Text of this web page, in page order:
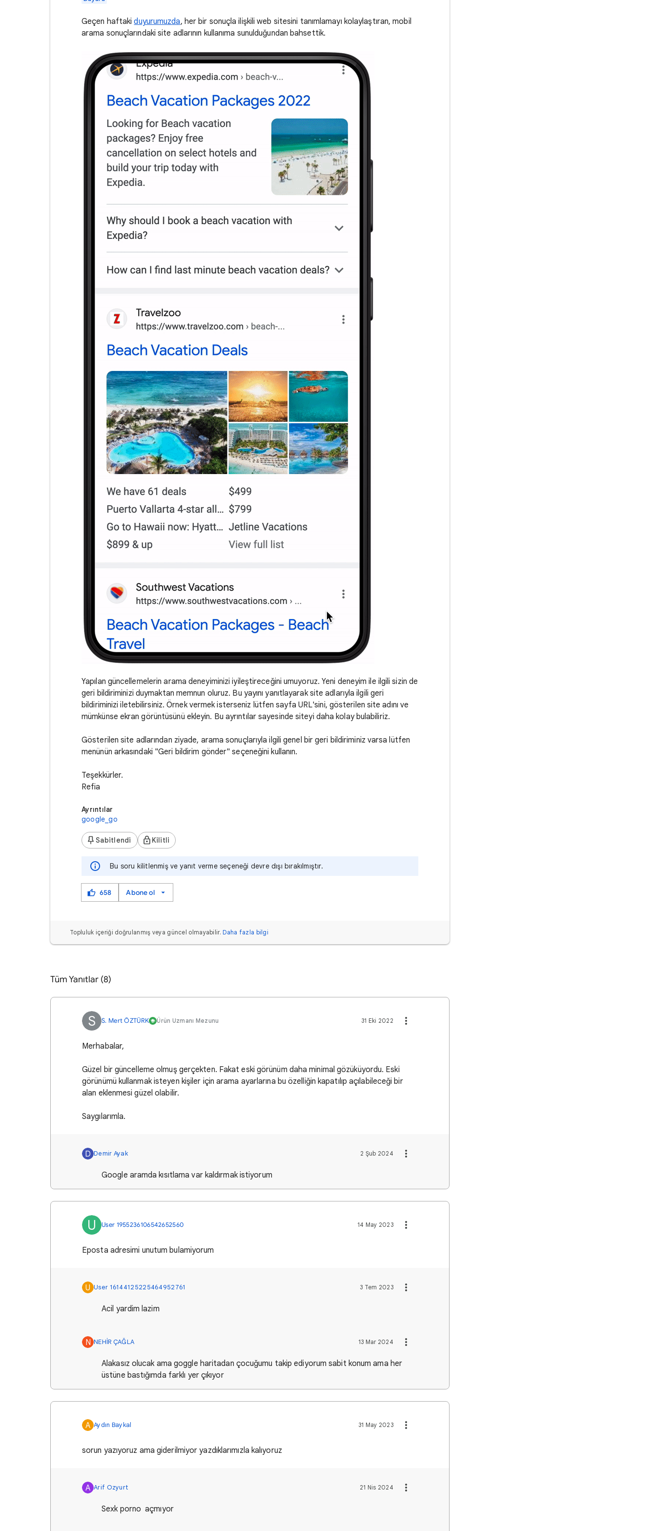
Geçen haftakiduyurumuzda, her bir sonuçla ilişkili web sitesini tanımlamayı kolaylaştıran, mobil
arama sonuçlarındaki site adlarının kullanıma sunulduğundan bahsettik.
Yapılan güncellemelerin arama deneyiminizi iyileştireceğini umuyoruz. Yeni deneyim ile ilgili sizin de
geri bildiriminizi duymaktan memnun oluruz. Bu yayını yanıtlayarak site adlarıyla ilgili geri
bildiriminizi iletebilirsiniz. Örnek vermek isterseniz lütfen sayfa URL'sini, gösterilen site adını ve
mümkünse ekran görüntüsünü ekleyin. Bu ayrıntılar sayesinde siteyi daha kolay bulabiliriz.
Gösterilen site adlarından ziyade, arama sonuçlarıyla ilgili genel bir geri bildiriminiz varsa lütfen
menünün arkasındaki "Geri bildirim gönder" seçeneğini kullanın.
Teşekkürler.
Refia
Ayrıntılar
google_go
Sabitlendi Kilitli
Bu soru kilitlenmiş ve yanıt verme seçeneği devre dışı bırakılmıştır.
658 Abone ol
Topluluk içeriği doğrulanmış veya güncel olmayabilir. Daha fazla bilgi
Tüm Yanıtlar (8)
S S. Mert ÖZTÜRK Ürün Uzmanı Mezunu 31 Eki 2022
Merhabalar,
Güzel bir güncelleme olmuş gerçekten. Fakat eski görünüm daha minimal gözüküyordu. Eski
görünümü kullanmak isteyen kişiler için arama ayarlarına bu özelliğin kapatılıp açılabileceği bir
alan eklenmesi güzel olabilir.
Saygılarımla.
D Demir Ayak 2 Şub 2024
Google aramda kısıtlama var kaldırmak istiyorum
U User 1955236106542652560 14 May 2023
Eposta adresimi unutum bulamiyorum
U User 16144125225464952761 3 Tem 2023
Acil yardim lazim
N NEHİR ÇAĞLA 13 Mar 2024
Alakasız olucak ama goggle haritadan çocuğumu takip ediyorum sabit konum ama her
üstüne bastığımda farklı yer çıkıyor
A Aydın Baykal 31 May 2023
sorun yazıyoruz ama giderilmiyor yazdıklarımızla kalıyoruz
A Arif Ozyurt 21 Nis 2024
Sexk porno açmıyor